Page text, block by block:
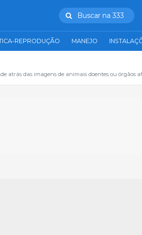
Buscar na 333
REPRODUÇÃO MANEJO
atrás das imagens de animais doentes ou órgãos